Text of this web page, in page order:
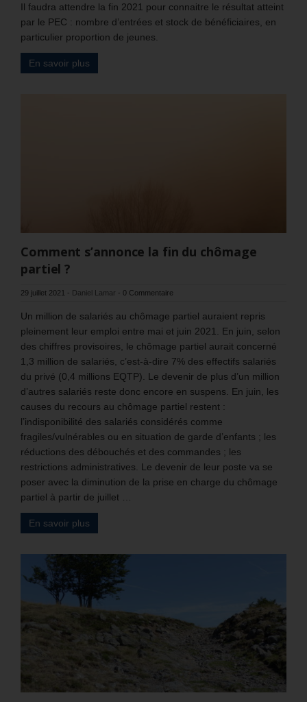
Il faudra attendre la fin 2021 pour connaitre le résultat atteint
par le PEC : nombre d’entrées et stock de bénéficiaires, en
particulier proportion de jeunes.
En savoir plus
Comment s’annonce la fin du chômage
partiel ?
29 juillet 2021 - Daniel Lamar - 0 Commentaire
Un million de salariés au chômage partiel auraient repris
pleinement leur emploi entre mai et juin 2021. En juin, selon
des chiffres provisoires, le chômage partiel aurait concerné
1,3 million de salariés, c’est-à-dire 7% des effectifs salariés
du privé (0,4 millions EQTP). Le devenir de plus d’un million
d’autres salariés reste donc encore en suspens. En juin, les
causes du recours au chômage partiel restent :
l’indisponibilité des salariés considérés comme
fragiles/vulnérables ou en situation de garde d’enfants ; les
réductions des débouchés et des commandes ; les
restrictions administratives. Le devenir de leur poste va se
poser avec la diminution de la prise en charge du chômage
partiel à partir de juillet …
En savoir plus